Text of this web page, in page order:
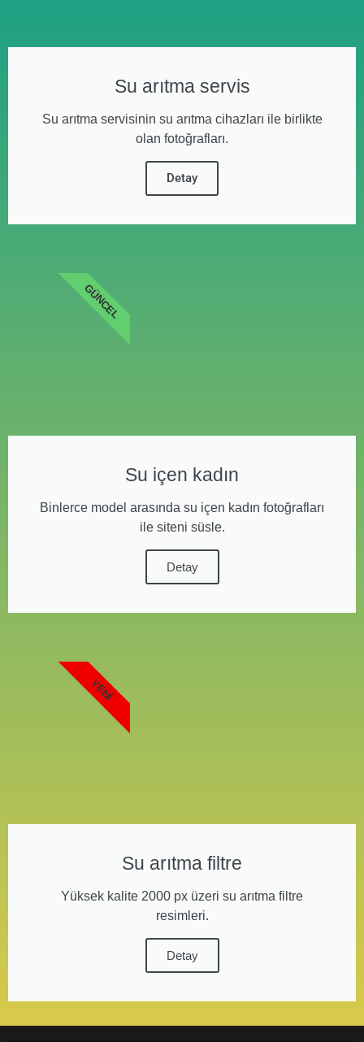
Su arıtma servis
Su arıtma servisinin su arıtma cihazları ile birlikte
olan fotoğrafları.
Detay
Su içen kadın
Binlerce model arasında su içen kadın fotoğrafları
ile siteni süsle.
Detay
GÜNCEL
Su arıtma filtre
Yüksek kalite 2000 px üzeri su arıtma filtre
resimleri.
Detay
YENI